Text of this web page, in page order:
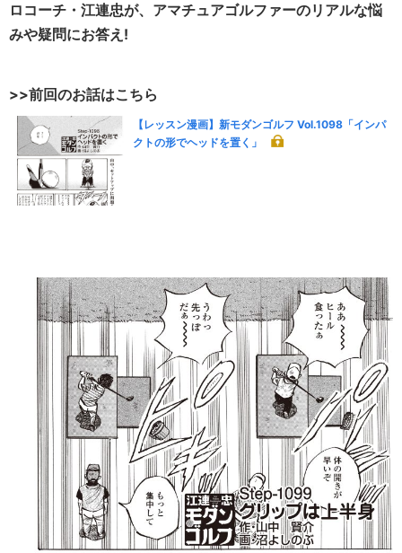
ロコーチ・江連忠が、アマチュアゴルファーのリアルな悩
みや疑問にお答え!
>>前回のお話はこちら
【レッスン漫画】新モダンゴルフ Vol.1098「インパ
クトの形でヘッドを置く」